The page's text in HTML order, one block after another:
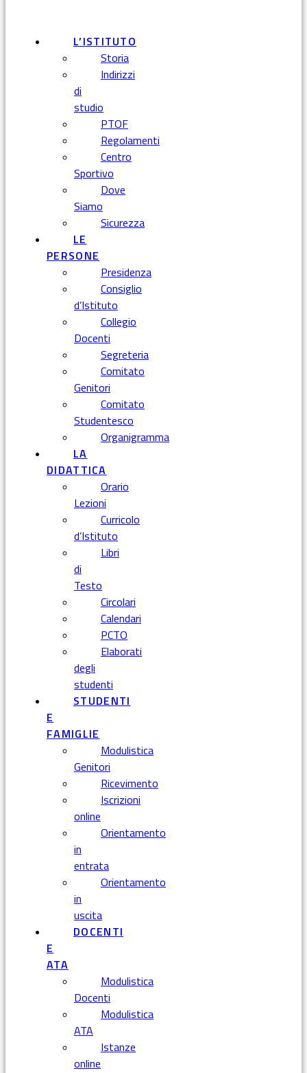
L’ISTITUTO
Storia
Indirizzi
di
studio
PTOF
Regolamenti
Centro
Sportivo
Dove
Siamo
Sicurezza
LE
PERSONE
Presidenza
Consiglio
d’Istituto
Collegio
Docenti
Segreteria
Comitato
Genitori
Comitato
Studentesco
Organigramma
LA
DIDATTICA
Orario
Lezioni
Curricolo
d’Istituto
Libri
di
Testo
Circolari
Calendari
PCTO
Elaborati
degli
studenti
STUDENTI
E
FAMIGLIE
Modulistica
Genitori
Ricevimento
Iscrizioni
online
Orientamento
in
entrata
Orientamento
in
uscita
DOCENTI
E
ATA
Modulistica
Docenti
Modulistica
ATA
Istanze
online